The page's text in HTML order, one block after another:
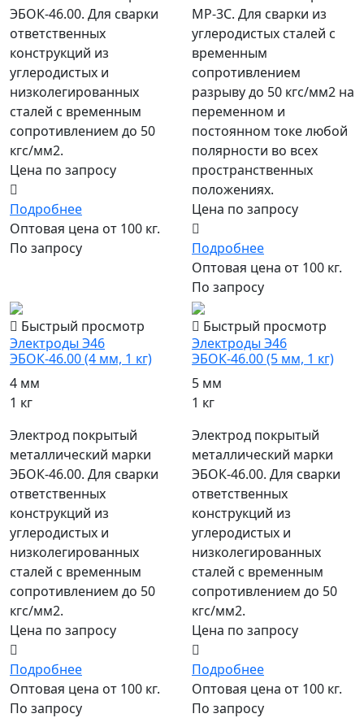
ЭБОК-46.00. Для сварки
ответственных
конструкций из
углеродистых и
низколегированных
сталей с временным
сопротивлением до 50
кгс/мм2.
Цена по запросу
Подробнее
Оптовая цена от 100 кг.
По запросу
МР-3С. Для сварки из
углеродистых сталей с
временным
сопротивлением
разрыву до 50 кгс/мм2 на
переменном и
постоянном токе любой
полярности во всех
пространственных
положениях.
Цена по запросу
Подробнее
Оптовая цена от 100 кг.
По запросу
Быстрый просмотр
Электроды Э46
ЭБОК-46.00 (4 мм, 1 кг)
4 мм
1 кг
Электрод покрытый
металлический марки
ЭБОК-46.00. Для сварки
ответственных
конструкций из
углеродистых и
низколегированных
сталей с временным
сопротивлением до 50
кгс/мм2.
Цена по запросу
Подробнее
Оптовая цена от 100 кг.
По запросу
Быстрый просмотр
Электроды Э46
ЭБОК-46.00 (5 мм, 1 кг)
5 мм
1 кг
Электрод покрытый
металлический марки
ЭБОК-46.00. Для сварки
ответственных
конструкций из
углеродистых и
низколегированных
сталей с временным
сопротивлением до 50
кгс/мм2.
Цена по запросу
Подробнее
Оптовая цена от 100 кг.
По запросу